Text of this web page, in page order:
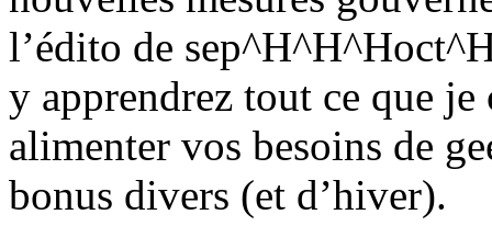
l’édito de
y apprendrez tout ce que
alimenter vos besoins de
bonus divers (et d’hiver).